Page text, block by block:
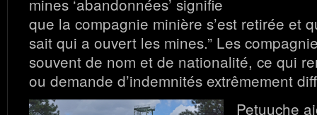
mines ‘abandonnées’ signifie
que la compagnie minière s’est retirée et
sait qui a ouvert les mines.” Les
souvent de nom et de nationalité, ce qui
ou demande d’indemnités extrêmement
Petuuche